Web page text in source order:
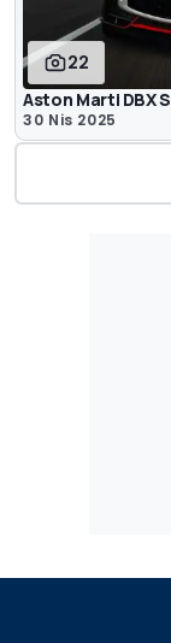
22
Aston Marti DBX S
30 Nis 2025